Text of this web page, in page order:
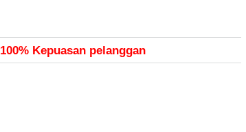
100% Kepuasan pelanggan